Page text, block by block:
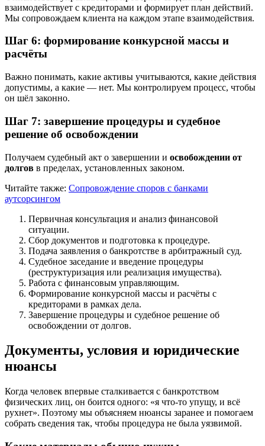
взаимодействует с кредиторами и формирует план действий.
Мы сопровождаем клиента на каждом этапе взаимодействия.
Шаг 6: формирование конкурсной массы и
расчёты
Важно понимать, какие активы учитываются, какие действия
допустимы, а какие — нет. Мы контролируем процесс, чтобы
он шёл законно.
Шаг 7: завершение процедуры и судебное
решение об освобождении
Получаем судебный акт о завершении и освобождении от
долгов в пределах, установленных законом.
Читайте также: Сопровождение споров с банками
аутсорсингом
Первичная консультация и анализ финансовой
ситуации.
Сбор документов и подготовка к процедуре.
Подача заявления о банкротстве в арбитражный суд.
Судебное заседание и введение процедуры
(реструктуризация или реализация имущества).
Работа с финансовым управляющим.
Формирование конкурсной массы и расчёты с
кредиторами в рамках дела.
Завершение процедуры и судебное решение об
освобождении от долгов.
Документы, условия и юридические
нюансы
Когда человек впервые сталкивается с банкротством
физических лиц, он боится одного: «я что-то упущу, и всё
рухнет». Поэтому мы объясняем нюансы заранее и помогаем
собрать сведения так, чтобы процедура не была уязвимой.